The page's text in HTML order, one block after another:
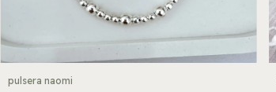
pulsera naomi